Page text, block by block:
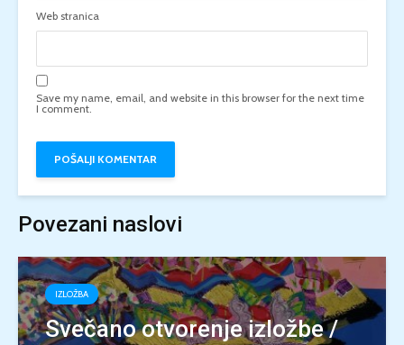
Web stranica
Save my name, email, and website in this browser for the next time
I comment.
Povezani naslovi
IZLOŽBA
Svečano otvorenje izložbe /